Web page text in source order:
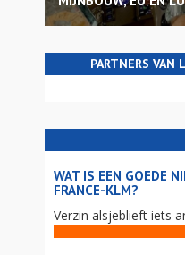
PARTNERS VAN
WAT IS EEN GOEDE
FRANCE-KLM?
Verzin alsjeblieft iets